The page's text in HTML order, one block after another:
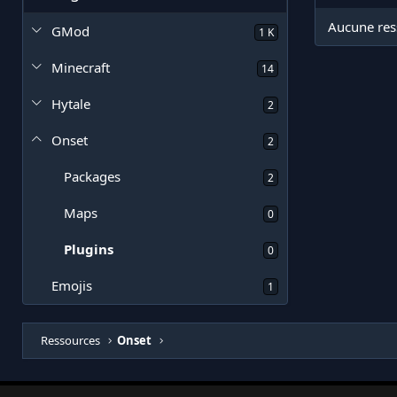
GMod 1 K
Minecraft 14
Hytale 2
Onset 2
Packages 2
Maps 0
Plugins 0
Emojis 1
Aucune
Ressources Onset